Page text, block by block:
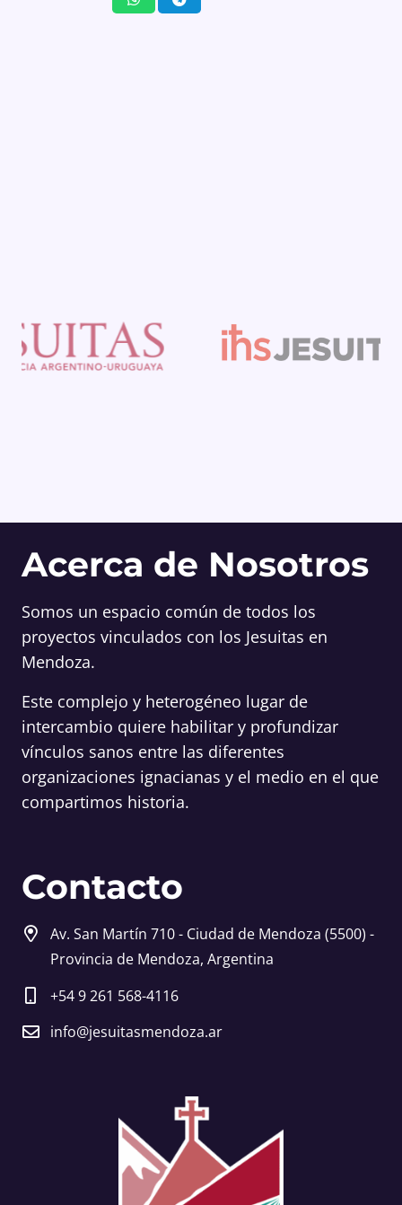
Acerca de Nosotros
Somos un espacio común de todos los
proyectos vinculados con los Jesuitas en
Mendoza.
Este complejo y heterogéneo lugar de
intercambio quiere habilitar y profundizar
vínculos sanos entre las diferentes
organizaciones ignacianas y el medio en el que
compartimos historia.
Contacto
Av. San Martín 710 - Ciudad de Mendoza (5500) -
Provincia de Mendoza, Argentina
+54 9 261 568-4116
info@jesuitasmendoza.ar